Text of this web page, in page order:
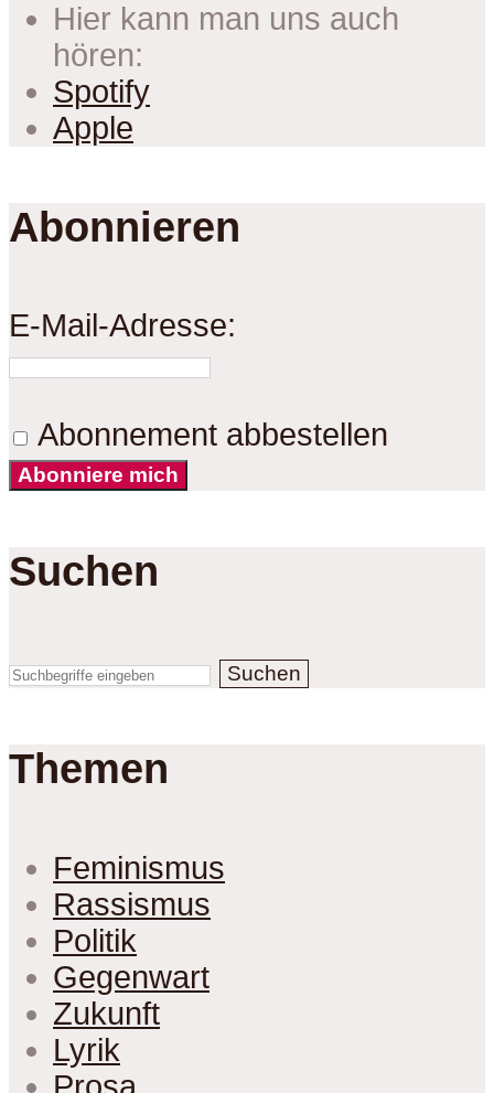
Hier kann man uns auch
hören:
Spotify
Apple
Abonnieren
E-Mail-Adresse:
Abonnement abbestellen
Abonniere mich
Suchen
Suchen
Themen
Feminismus
Rassismus
Politik
Gegenwart
Zukunft
Lyrik
Prosa